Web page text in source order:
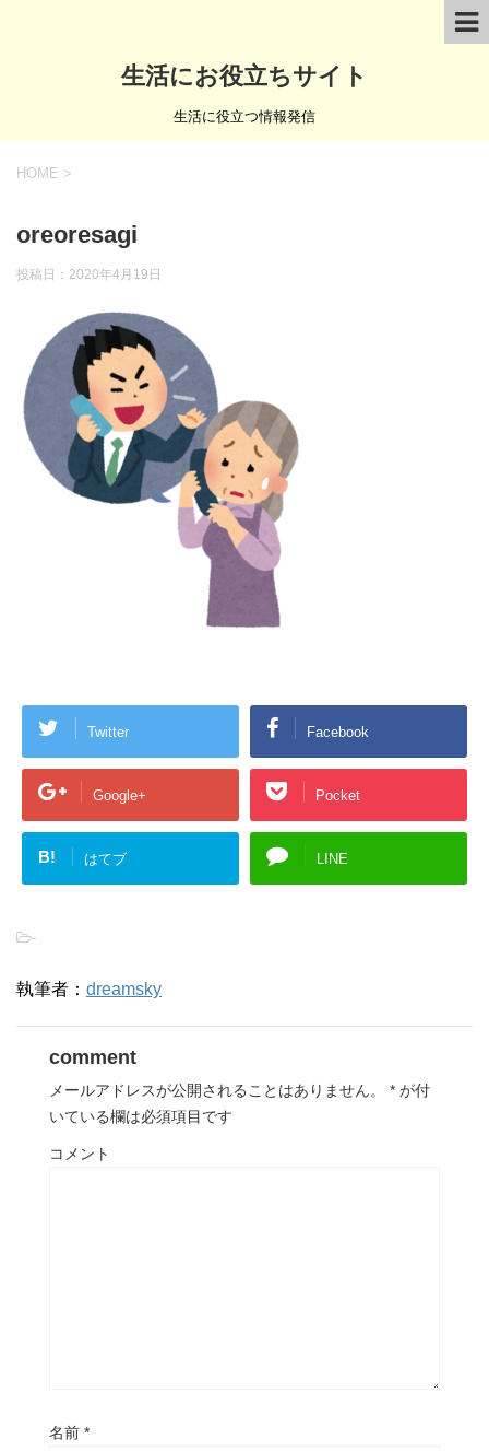
生活にお役立ちサイト
生活に役立つ情報発信
HOME >
oreoresagi
投稿日： 2020年4月19日
Twitter Facebook
Google+ Pocket
B! はてブ LINE
-
執筆者： dreamsky
comment
メールアドレスが公開されることはありません。 * が付
いている欄は必須項目です
コメント
名前 *